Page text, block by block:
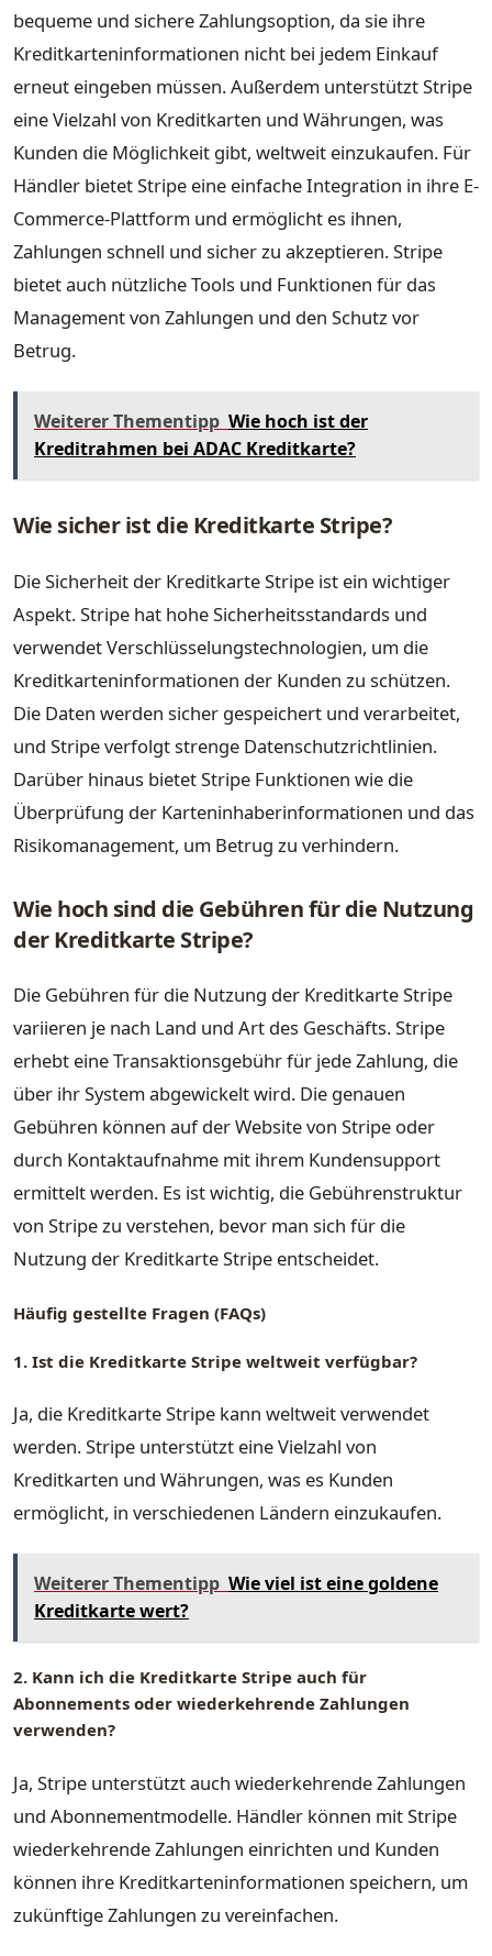
bequeme und sichere Zahlungsoption, da sie ihre
Kreditkarteninformationen nicht bei jedem Einkauf
erneut eingeben müssen. Außerdem unterstützt Stripe
eine Vielzahl von Kreditkarten und Währungen, was
Kunden die Möglichkeit gibt, weltweit einzukaufen. Für
Händler bietet Stripe eine einfache Integration in ihre E-
Commerce-Plattform und ermöglicht es ihnen,
Zahlungen schnell und sicher zu akzeptieren. Stripe
bietet auch nützliche Tools und Funktionen für das
Management von Zahlungen und den Schutz vor
Betrug.
Weiterer Thementipp Wie hoch ist der
Kreditrahmen bei ADAC Kreditkarte?
Wie sicher ist die Kreditkarte Stripe?
Die Sicherheit der Kreditkarte Stripe ist ein wichtiger
Aspekt. Stripe hat hohe Sicherheitsstandards und
verwendet Verschlüsselungstechnologien, um die
Kreditkarteninformationen der Kunden zu schützen.
Die Daten werden sicher gespeichert und verarbeitet,
und Stripe verfolgt strenge Datenschutzrichtlinien.
Darüber hinaus bietet Stripe Funktionen wie die
Überprüfung der Karteninhaberinformationen und das
Risikomanagement, um Betrug zu verhindern.
Wie hoch sind die Gebühren für die Nutzung
der Kreditkarte Stripe?
Die Gebühren für die Nutzung der Kreditkarte Stripe
variieren je nach Land und Art des Geschäfts. Stripe
erhebt eine Transaktionsgebühr für jede Zahlung, die
über ihr System abgewickelt wird. Die genauen
Gebühren können auf der Website von Stripe oder
durch Kontaktaufnahme mit ihrem Kundensupport
ermittelt werden. Es ist wichtig, die Gebührenstruktur
von Stripe zu verstehen, bevor man sich für die
Nutzung der Kreditkarte Stripe entscheidet.
Häufig gestellte Fragen (FAQs)
1. Ist die Kreditkarte Stripe weltweit verfügbar?
Ja, die Kreditkarte Stripe kann weltweit verwendet
werden. Stripe unterstützt eine Vielzahl von
Kreditkarten und Währungen, was es Kunden
ermöglicht, in verschiedenen Ländern einzukaufen.
Weiterer Thementipp Wie viel ist eine goldene
Kreditkarte wert?
2. Kann ich die Kreditkarte Stripe auch für
Abonnements oder wiederkehrende Zahlungen
verwenden?
Ja, Stripe unterstützt auch wiederkehrende Zahlungen
und Abonnementmodelle. Händler können mit Stripe
wiederkehrende Zahlungen einrichten und Kunden
können ihre Kreditkarteninformationen speichern, um
zukünftige Zahlungen zu vereinfachen.